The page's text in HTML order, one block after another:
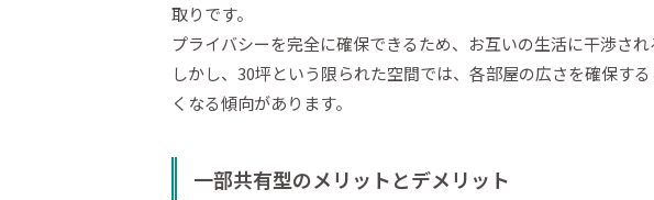
取りです。
プライバシーを完全に確保できるため、お互いの生活に干渉され
しかし、30坪という限られた空間では、各部屋の広さを確保す
くなる傾向があります。
一部共有型のメリットとデメリット